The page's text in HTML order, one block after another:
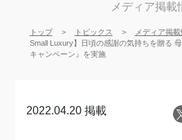
メディア掲載
トップ トピックス メディア掲載
Small Luxury】日頃の感謝の気持ちを贈る
キャンペーン』を実施
2022.04.20 掲載